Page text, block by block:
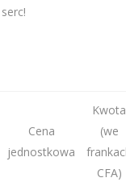
Cena
jednostkowa
Kwota
(we
CFA)